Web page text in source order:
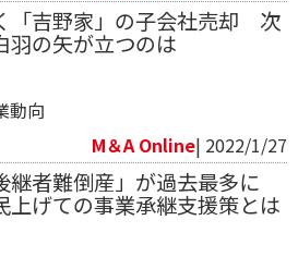
「吉野家」の子会社売却 次
羽の矢が立つのは
動向
M＆A Online| 2022/1/27
継者難倒産」が過去最多に
上げての事業承継支援策とは